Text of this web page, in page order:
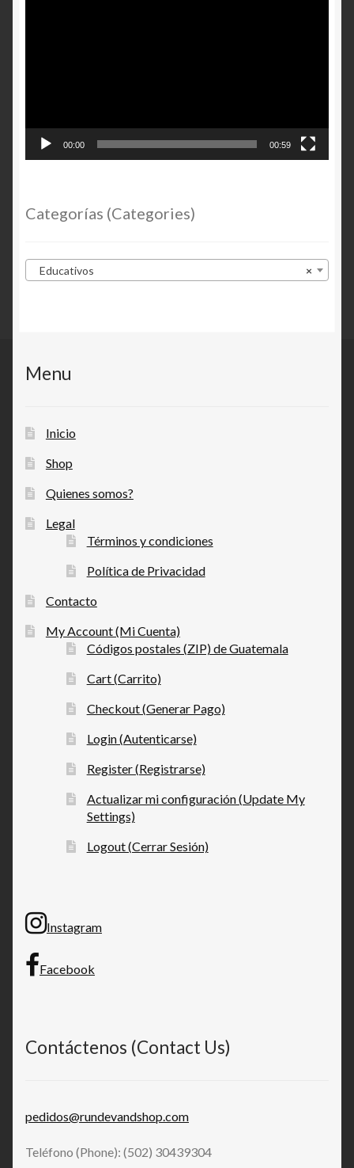
00:00 00:59
Categorías (Categories)
×
Educativos
Menu
Inicio
Shop
Quienes somos?
Legal
Términos y condiciones
Política de Privacidad
Contacto
My Account (Mi Cuenta)
Códigos postales (ZIP) de Guatemala
Cart (Carrito)
Checkout (Generar Pago)
Login (Autenticarse)
Register (Registrarse)
Actualizar mi configuración (Update My
Settings)
Logout (Cerrar Sesión)
Instagram
Facebook
Contáctenos (Contact Us)
pedidos@rundevandshop.com
Teléfono (Phone): (502) 30439304